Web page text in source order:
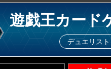
遊戯王カード
デュエリス